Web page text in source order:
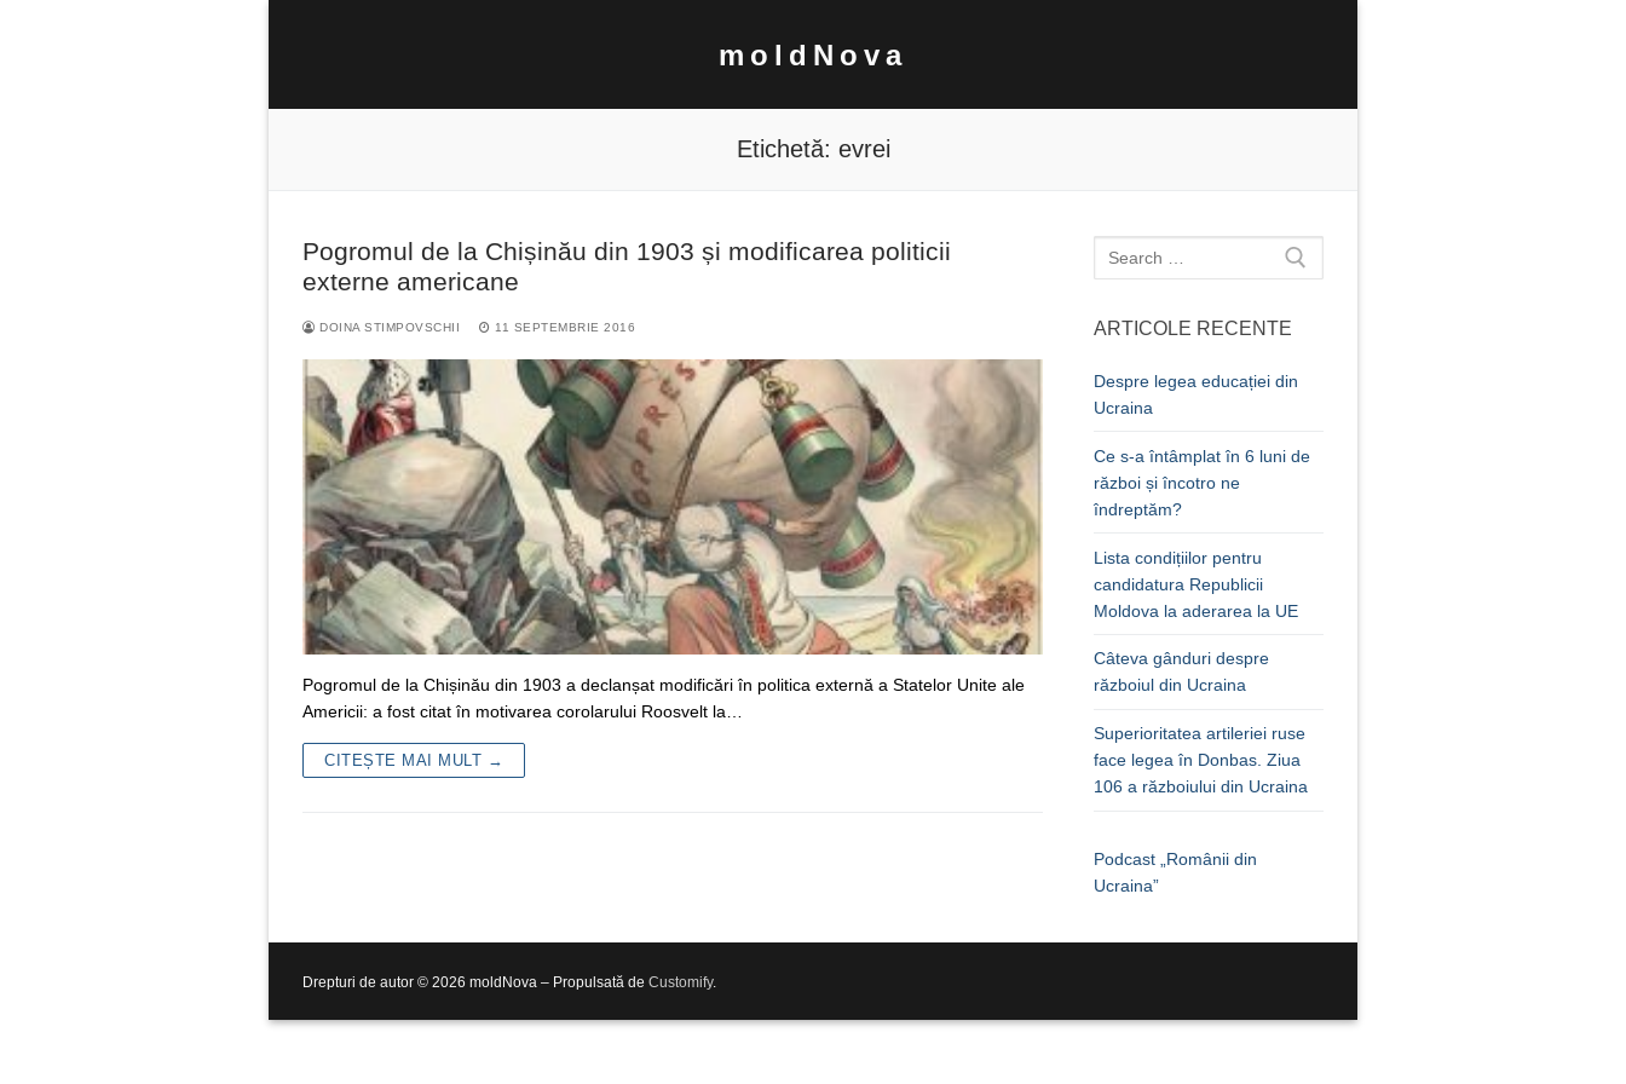
moldNova
Caută
după:
Etichetă: evrei
Pogromul de la Chișinău din 1903 și modificarea politicii
externe americane
DOINA STIMPOVSCHII 11 SEPTEMBRIE 2016
Pogromul de la Chișinău din 1903 a declanșat modificări în politica externă a Statelor Unite ale
Americii: a fost citat în motivarea corolarului Roosvelt la…
CITEȘTE MAI MULT →
Caută
după:
ARTICOLE RECENTE
Despre legea educației din
Ucraina
Ce s-a întâmplat în 6 luni de
război și încotro ne
îndreptăm?
Lista condițiilor pentru
candidatura Republicii
Moldova la aderarea la UE
Câteva gânduri despre
războiul din Ucraina
Superioritatea artileriei ruse
face legea în Donbas. Ziua
106 a războiului din Ucraina
Podcast „Românii din
Ucraina”
Drepturi de autor © 2026 moldNova – Propulsată de Customify.